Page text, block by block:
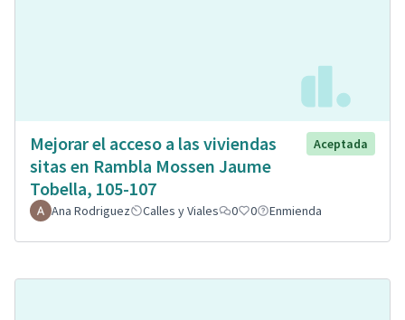
Mejorar el acceso a las viviendas
sitas en Rambla Mossen Jaume
Tobella, 105-107
Aceptada
Ana Rodriguez Calles y Viales 0 0 Enmienda